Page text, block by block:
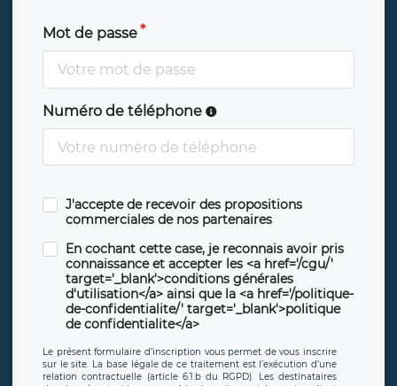
Mot de passe
Numéro de téléphone
J'accepte de recevoir des propositions
commerciales de nos partenaires
En cochant cette case, je reconnais avoir pris
connaissance et accepter les <a href='/cgu/'
target='_blank'>conditions générales
d'utilisation</a> ainsi que la <a href='/politique-
de-confidentialite/' target='_blank'>politique
de confidentialite</a>
Le présent formulaire d’inscription vous permet de vous inscrire
sur le site. La base légale de ce traitement est l’exécution d’une
relation contractuelle (article 6.1.b du RGPD). Les destinataires